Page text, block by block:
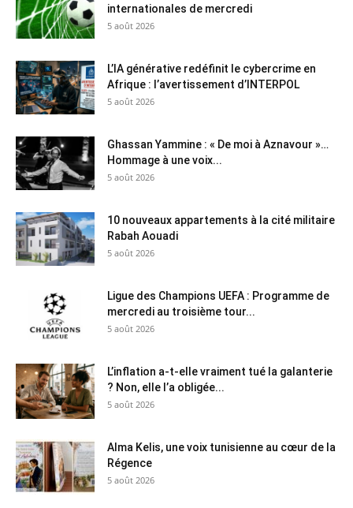
internationales de mercredi
5 août 2026
L’IA générative redéfinit le cybercrime en
Afrique : l’avertissement d’INTERPOL
5 août 2026
Ghassan Yammine : « De moi à Aznavour »…
Hommage à une voix...
5 août 2026
10 nouveaux appartements à la cité militaire
Rabah Aouadi
5 août 2026
Ligue des Champions UEFA : Programme de
mercredi au troisième tour...
5 août 2026
L’inflation a-t-elle vraiment tué la galanterie
? Non, elle l’a obligée...
5 août 2026
Alma Kelis, une voix tunisienne au cœur de la
Régence
5 août 2026